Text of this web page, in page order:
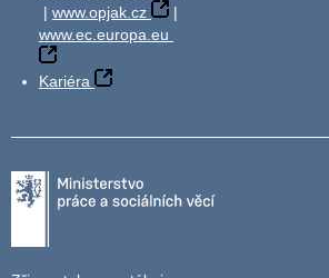
| www.opjak.cz
|
www.ec.europa.eu
Kariéra